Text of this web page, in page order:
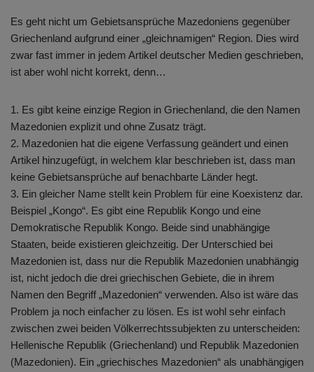
Es geht nicht um Gebietsansprüche Mazedoniens gegenüber
Griechenland aufgrund einer „gleichnamigen“ Region. Dies wird
zwar fast immer in jedem Artikel deutscher Medien geschrieben,
ist aber wohl nicht korrekt, denn…
1. Es gibt keine einzige Region in Griechenland, die den Namen
Mazedonien explizit und ohne Zusatz trägt.
2. Mazedonien hat die eigene Verfassung geändert und einen
Artikel hinzugefügt, in welchem klar beschrieben ist, dass man
keine Gebietsansprüche auf benachbarte Länder hegt.
3. Ein gleicher Name stellt kein Problem für eine Koexistenz dar.
Beispiel „Kongo“. Es gibt eine Republik Kongo und eine
Demokratische Republik Kongo. Beide sind unabhängige
Staaten, beide existieren gleichzeitig. Der Unterschied bei
Mazedonien ist, dass nur die Republik Mazedonien unabhängig
ist, nicht jedoch die drei griechischen Gebiete, die in ihrem
Namen den Begriff „Mazedonien“ verwenden. Also ist wäre das
Problem ja noch einfacher zu lösen. Es ist wohl sehr einfach
zwischen zwei beiden Völkerrechtssubjekten zu unterscheiden:
Hellenische Republik (Griechenland) und Republik Mazedonien
(Mazedonien). Ein „griechisches Mazedonien“ als unabhängigen